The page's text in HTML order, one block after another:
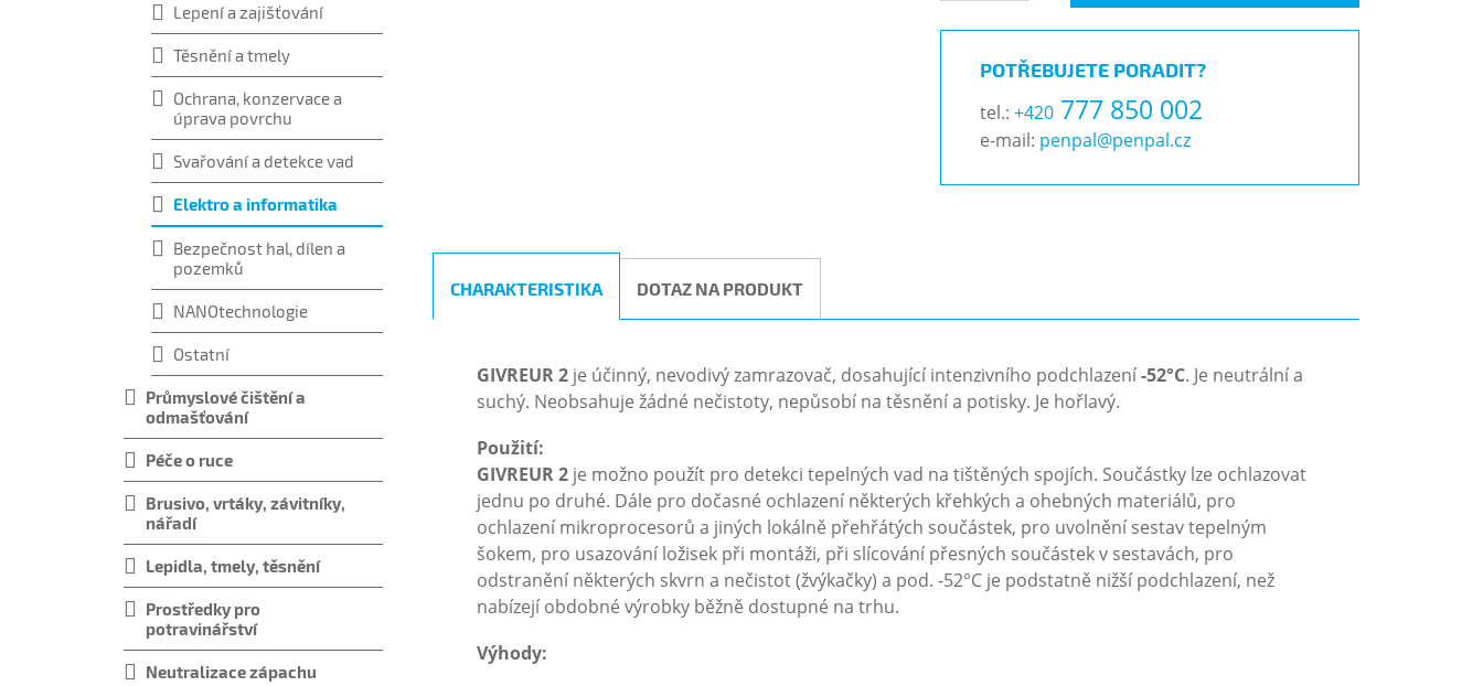
POTŘEBUJETE PORADIT?
tel.: +420 777 850 002
e-mail: penpal@penpal.cz
CHARAKTERISTIKA DOTAZ NA PRODUKT
GIVREUR 2 je účinný, nevodivý zamrazovač, dosahující intenzivního podchlazení-52°C. Je neutrální a
suchý. Neobsahuje žádné nečistoty, nepůsobí na těsnění a potisky. Je hořlavý.
Použití:
GIVREUR 2 je možno použít pro detekci tepelných vad na tištěných spojích. Součástky lze ochlazovat
jednu po druhé. Dále pro dočasné ochlazení některých křehkých a ohebných materiálů, pro
ochlazení mikroprocesorů a jiných lokálně přehřátých součástek, pro uvolnění sestav tepelným
šokem, pro usazování ložisek při montáži, při slícování přesných součástek v sestavách, pro
odstranění některých skvrn a nečistot (žvýkačky) a pod. -52°C je podstatně nižší podchlazení, než
nabízejí obdobné výrobky běžně dostupné na trhu.
Výhody:
Lepení a zajišťování
Těsnění a tmely
Ochrana, konzervace a
úprava povrchu
Svařování a detekce vad
Elektro a informatika
Bezpečnost hal, dílen a
pozemků
NANOtechnologie
Ostatní
Průmyslové čištění a
odmašťování
Péče o ruce
Brusivo, vrtáky, závitníky,
nářadí
Lepidla, tmely, těsnění
Prostředky pro
potravinářství
Neutralizace zápachu